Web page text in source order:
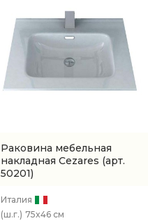
Раковина мебельная
накладная Cezares (арт.
50201)
Италия
(ш.г.) 75x46 см